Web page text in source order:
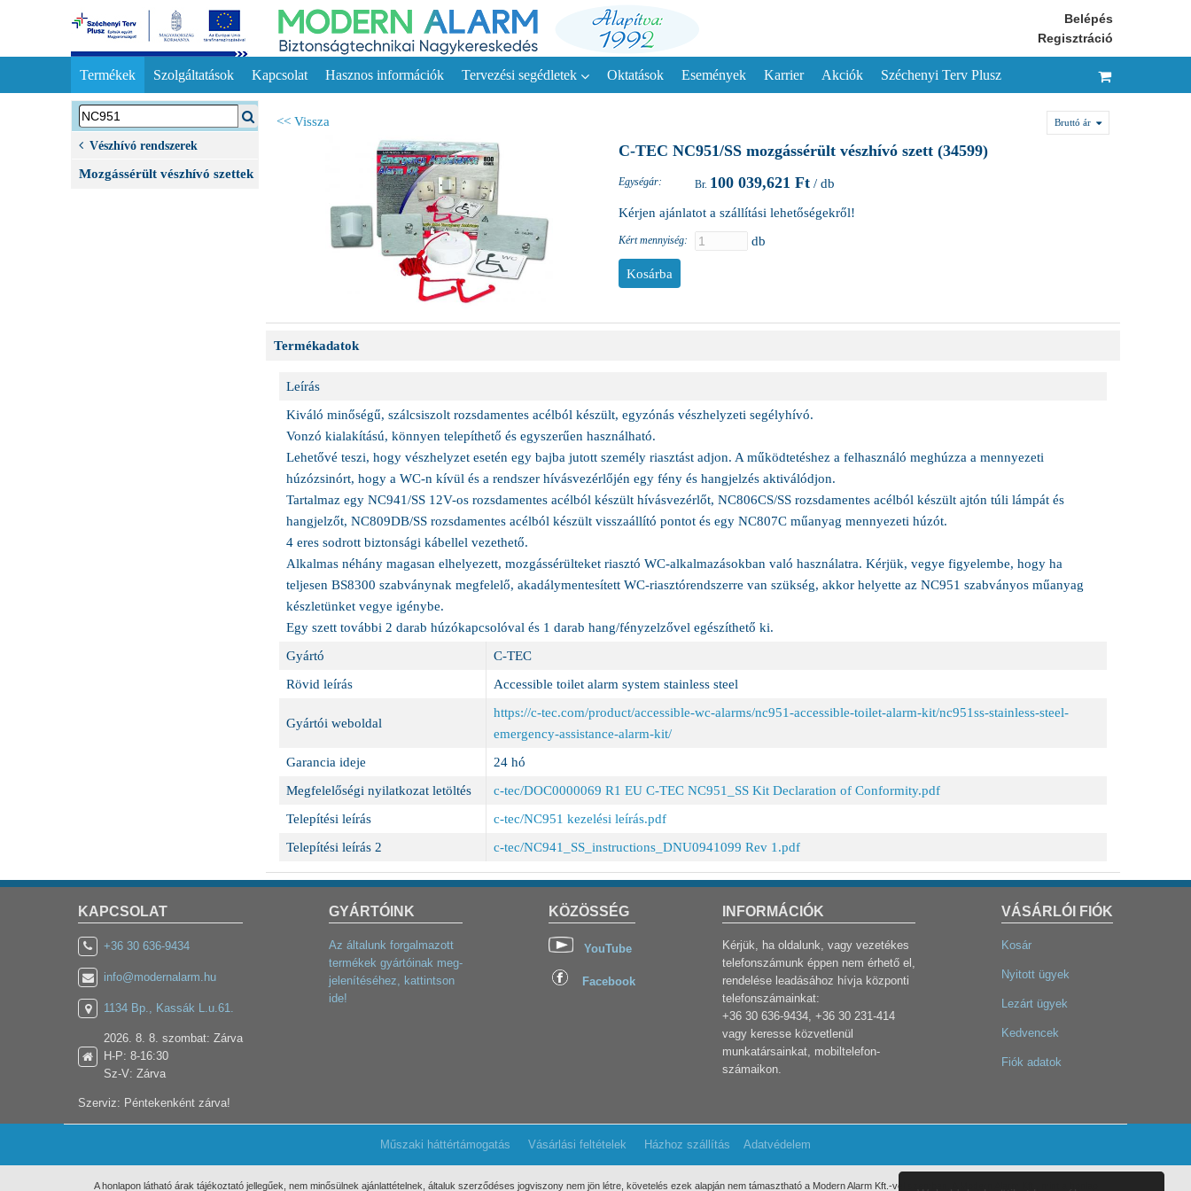
Belépés
Regisztráció
Termékek Szolgáltatások Kapcsolat Hasznos információk Tervezési segédletek Oktatások Események Karrier Akciók Széchenyi Terv Plusz
Vészhívó rendszerek
Mozgássérült vészhívó szettek
<< Vissza Bruttó ár
C-TEC NC951/SS mozgássérült vészhívó szett (34599)
Egységár: 100 039,621 Ft / db
Kérjen ajánlatot a szállítási lehetőségekről!
Kért mennyiség: db
Termékadatok
Leírás
Kiváló minőségű, szálcsiszolt rozsdamentes acélból készült, egyzónás vészhelyzeti segélyhívó.
Vonzó kialakítású, könnyen telepíthető és egyszerűen használható.
Lehetővé teszi, hogy vészhelyzet esetén egy bajba jutott személy riasztást adjon. A működtetéshez a felhasználó meghúzza a mennyezeti
húzózsinórt, hogy a WC-n kívül és a rendszer hívásvezérlőjén egy fény és hangjelzés aktiválódjon.
Tartalmaz egy NC941/SS 12V-os rozsdamentes acélból készült hívásvezérlőt, NC806CS/SS rozsdamentes acélból készült ajtón túli lámpát és
hangjelzőt, NC809DB/SS rozsdamentes acélból készült visszaállító pontot és egy NC807C műanyag mennyezeti húzót.
4 eres sodrott biztonsági kábellel vezethető.
Alkalmas néhány magasan elhelyezett, mozgássérülteket riasztó WC-alkalmazásokban való használatra. Kérjük, vegye figyelembe, hogy ha
teljesen BS8300 szabványnak megfelelő, akadálymentesített WC-riasztórendszerre van szükség, akkor helyette az NC951 szabványos műanyag
készletünket vegye igénybe.
Egy szett további 2 darab húzókapcsolóval és 1 darab hang/fényzelzővel egészíthető ki.
Gyártó
C-TEC
Rövid leírás
Accessible toilet alarm system stainless steel
Gyártói weboldal
https://c-tec.com/product/accessible-wc-alarms/nc951-accessible-toilet-alarm-kit/nc951ss-stainless-steel-
emergency-assistance-alarm-kit/
Garancia ideje
24 hó
Megfelelőségi nyilatkozat letöltés
c-tec/DOC0000069 R1 EU C-TEC NC951_SS Kit Declaration of Conformity.pdf
Telepítési leírás
c-tec/NC951 kezelési leírás.pdf
Telepítési leírás 2
c-tec/NC941_SS_instructions_DNU0941099 Rev 1.pdf
KAPCSOLAT
+36 30 636-9434
info@modernalarm.hu
1134 Bp., Kassák L.u.61.
2026. 8. 8. szombat: Zárva
H-P: 8-16:30
Sz-V: Zárva
Szerviz: Péntekenként zárva!
VÁSÁRLÓI FIÓK
Kosár
Nyitott ügyek
Lezárt ügyek
Kedvencek
Fiók adatok
KÖZÖSSÉG
YouTube
Facebook
INFORMÁCIÓK
Kérjük, ha oldalunk, vagy vezetékes
telefonszámunk éppen nem érhető el,
rendelése leadásához hívja központi
telefonszámainkat:
+36 30 636-9434, +36 30 231-414
vagy keresse közvetlenül
munkatársainkat, mobiltelefon-
számaikon.
GYÁRTÓINK
Az általunk forgalmazott
termékek gyártóinak meg-
jelenítéséhez, kattintson
ide!
Műszaki háttértámogatás Vásárlási feltételek Házhoz szállítás Adatvédelem
A honlapon látható árak tájékoztató jellegűek, nem minősülnek ajánlattételnek, általuk szerződéses jogviszony nem jön létre, követelés ezek alapján nem támasztható a Modern Alarm Kft.-vel szemben. A Modern Alarm Kft., mint a honlap